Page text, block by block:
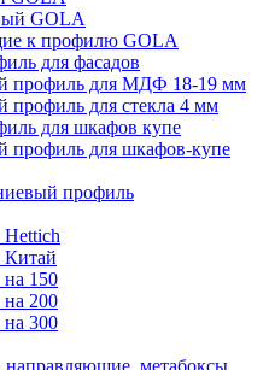
GOLA
к профилю GOLA
для фасадов
профиль для МДФ 18-19 мм
для стекла 4 мм
для шкафов купе
для шкафов-купе
профиль
150
200
300